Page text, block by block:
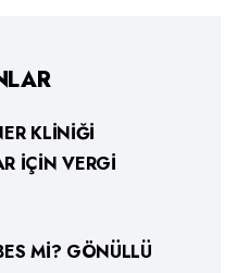
KLINIĞI
İÇIN VERGI
MI? GÖNÜLLÜ